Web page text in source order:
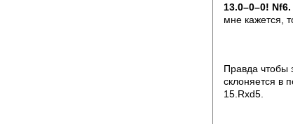
13.0–0–0! Nf6.
мне кажется,
Правда чтобы
склоняется в
15.Rxd5.